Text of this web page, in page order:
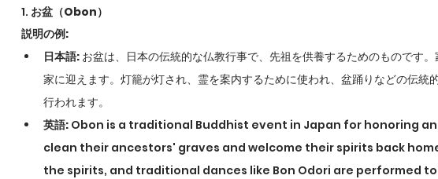
1. お盆（Obon）
説明の例:
日本語: お盆は、日本の伝統的な仏教行事で、先祖を供養するためのものです
家に迎えます。灯籠が灯され、霊を案内するために使われ、盆踊りなどの伝統
行われます。
英語: Obon is a traditional Buddhist event in Japan for honoring
clean their ancestors' graves and welcome their spirits back
the spirits, and traditional dances like Bon Odori are performed